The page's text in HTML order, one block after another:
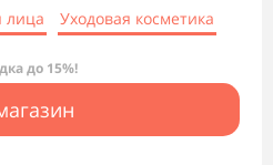
лица Уходовая косметика
до 15%!